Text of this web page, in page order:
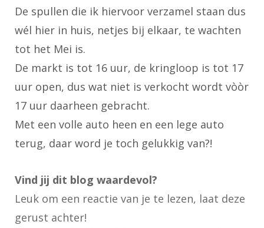
De spullen die ik hiervoor verzamel staan dus
wél hier in huis, netjes bij elkaar, te wachten
tot het Mei is.
De markt is tot 16 uur, de kringloop is tot 17
uur open, dus wat niet is verkocht wordt vòòr
17 uur daarheen gebracht.
Met een volle auto heen en een lege auto
terug, daar word je toch gelukkig van?!
Vind jij dit blog waardevol?
Leuk om een reactie van je te lezen, laat deze
gerust achter!